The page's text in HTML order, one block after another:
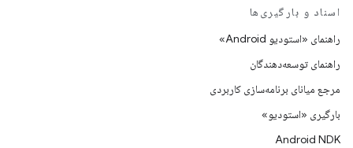
اسناد و بارگیری‌ها
راهنمای «استودیو Android»
راهنمای توسعه‌دهندگان
مرجع میانای برنامه‌سازی کاربردی
بارگیری «استودیو»
Android NDK